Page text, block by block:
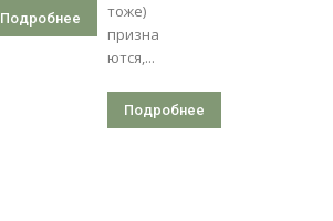
Подробнее
тоже)
призна
ются,...
Подробнее